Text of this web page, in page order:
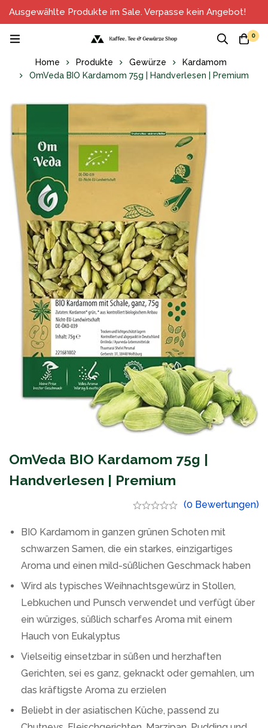
Ausgewählte Produkte im Sale. Verpasse kein Angebot!
0
Home Produkte Gewürze
Kardamom
OmVeda BIO Kardamom 75g | Handverlesen | Premium
OmVeda BIO Kardamom 75g |
Handverlesen | Premium
(0 Bewertungen)
BIO Kardamom in ganzen grünen Schoten mit
schwarzen Samen, die ein starkes, einzigartiges
Aroma und einen mild-süßlichen Geschmack haben
Wird als typisches Weihnachtsgewürz in Stollen,
Lebkuchen und Punsch verwendet und verfügt über
ein würziges, süßlich scharfes Aroma mit einem
Hauch von Eukalyptus
Vielseitig einsetzbar in süßen und herzhaften
Gerichten, sei es ganz, geknackt oder gemahlen, um
das kräftigste Aroma zu erzielen
Beliebt in der asiatischen Küche, passend zu